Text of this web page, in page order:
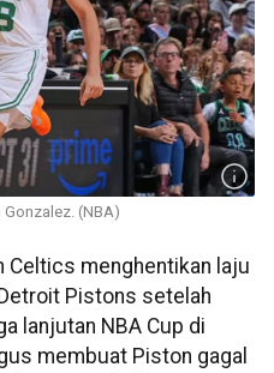
(NBA)
Celtics menghentikan laju
Pistons setelah
lanjutan NBA Cup di
membuat Piston gagal